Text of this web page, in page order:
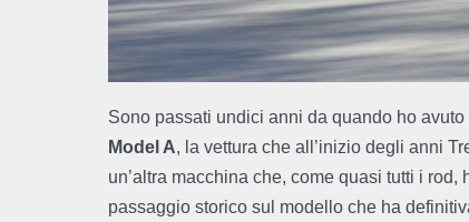
Sono passati undici anni da quando ho
Model A, la vettura che all’inizio degli anni
un’altra macchina che, come quasi tutti i
passaggio storico sul modello che ha